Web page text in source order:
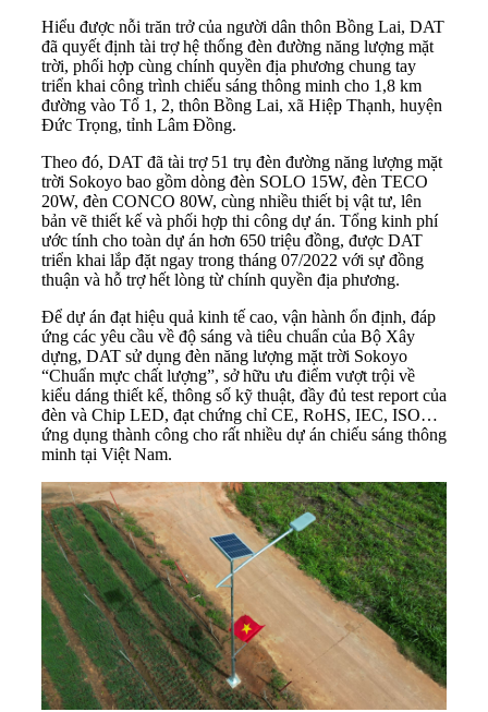
Hiểu được nỗi trăn trở của người dân thôn Bồng Lai, DAT
đã quyết định tài trợ hệ thống đèn đường năng lượng mặt
trời, phối hợp cùng chính quyền địa phương chung tay
triển khai công trình chiếu sáng thông minh cho 1,8 km
đường vào Tổ 1, 2, thôn Bồng Lai, xã Hiệp Thạnh, huyện
Đức Trọng, tỉnh Lâm Đồng.
Theo đó, DAT đã tài trợ 51 trụ đèn đường năng lượng mặt
trời Sokoyo bao gồm dòng đèn SOLO 15W, đèn TECO
20W, đèn CONCO 80W, cùng nhiều thiết bị vật tư, lên
bản vẽ thiết kế và phối hợp thi công dự án. Tổng kinh phí
ước tính cho toàn dự án hơn 650 triệu đồng, được DAT
triển khai lắp đặt ngay trong tháng 07/2022 với sự đồng
thuận và hỗ trợ hết lòng từ chính quyền địa phương.
Để dự án đạt hiệu quả kinh tế cao, vận hành ổn định, đáp
ứng các yêu cầu về độ sáng và tiêu chuẩn của Bộ Xây
dựng, DAT sử dụng đèn năng lượng mặt trời Sokoyo
“Chuẩn mực chất lượng”, sở hữu ưu điểm vượt trội về
kiểu dáng thiết kế, thông số kỹ thuật, đầy đủ test report của
đèn và Chip LED, đạt chứng chỉ CE, RoHS, IEC, ISO…
ứng dụng thành công cho rất nhiều dự án chiếu sáng thông
minh tại Việt Nam.